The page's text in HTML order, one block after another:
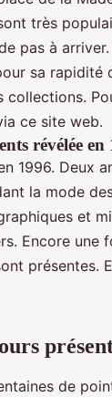
très
pas à
sa rapidité
ce site web.
révélée en
1996. Deux
la mode
et
Encore une
présentes.
de